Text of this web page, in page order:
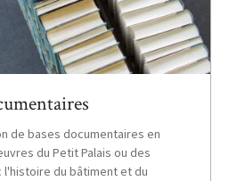
de bases documentaires en
du Petit Palais ou des
l'histoire du bâtiment et du